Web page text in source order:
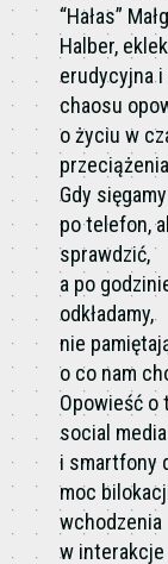
“Hałas”
Halber,
erudycyjna i
chaosu
o życiu w
Gdy sięgamy
po telefon,
sprawdzić,
a po
odkładamy,
nie
o co nam
Opowieść o
social media
i smartfony
moc
wchodzenia
w interakcje